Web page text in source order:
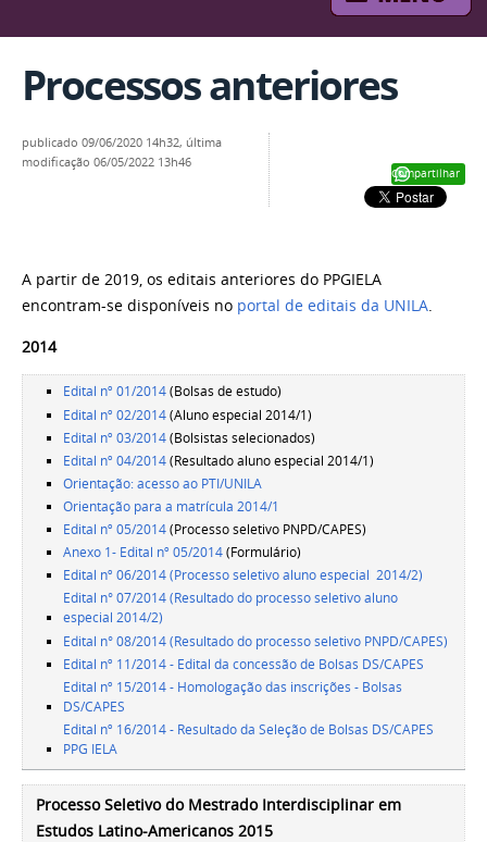
Processos anteriores
Compartilhar
publicado 09/06/2020 14h32, última
modificação 06/05/2022 13h46
A partir de 2019, os editais anteriores do PPGIELA
encontram-se disponíveis no portal de editais da UNILA.
2014
Edital nº 01/2014(Bolsas de estudo)
Edital nº 02/2014(Aluno especial 2014/1)
Edital nº 03/2014(Bolsistas selecionados)
Edital nº 04/2014(Resultado aluno especial 2014/1)
Orientação: acesso ao PTI/UNILA
Orientação para a matrícula 2014/1
Edital nº 05/2014(Processo seletivo PNPD/CAPES)
Anexo 1- Edital nº 05/2014(Formulário)
Edital nº 06/2014 (Processo seletivo aluno especial 2014/2)
Edital n° 07/2014 (Resultado do processo seletivo aluno
especial 2014/2)
Edital n° 08/2014 (Resultado do processo seletivo PNPD/CAPES)
Edital nº 11/2014 - Edital da concessão de Bolsas DS/CAPES
Edital nº 15/2014 - Homologação das inscrições - Bolsas
DS/CAPES
Edital nº 16/2014 - Resultado da Seleção de Bolsas DS/CAPES
PPG IELA
Processo Seletivo do Mestrado Interdisciplinar em
Estudos Latino-Americanos 2015